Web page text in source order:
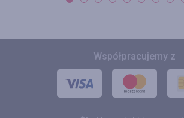
Współpracujemy z